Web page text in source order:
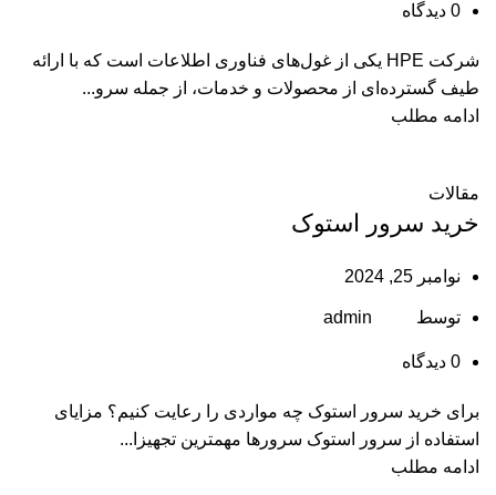
0 دیدگاه
شرکت HPE یکی از غول‌های فناوری اطلاعات است که با ارائه
طیف گسترده‌ای از محصولات و خدمات، از جمله سرو...
ادامه مطلب
مقالات
خرید سرور استوک
نوامبر 25, 2024
توسط admin
0 دیدگاه
برای خرید سرور استوک چه مواردی را رعایت کنیم؟ مزایای
استفاده از سرور استوک سرورها مهمترین تجهیزا...
ادامه مطلب